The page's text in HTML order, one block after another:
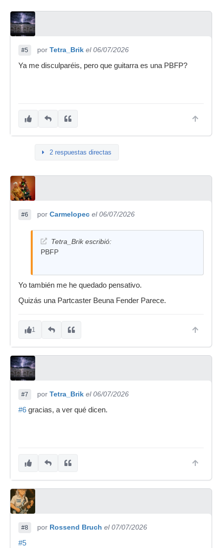
#5 por Tetra_Brik el 06/07/2026
Ya me disculparéis, pero que guitarra es una PBFP?
2 respuestas directas
#6 por Carmelopec el 06/07/2026
Tetra_Brik escribió:
PBFP
Yo también me he quedado pensativo.
Quizás una Partcaster Beuna Fender Parece.
1
#7 por Tetra_Brik el 06/07/2026
#6 gracias, a ver qué dicen.
#8 por Rossend Bruch el 07/07/2026
#5